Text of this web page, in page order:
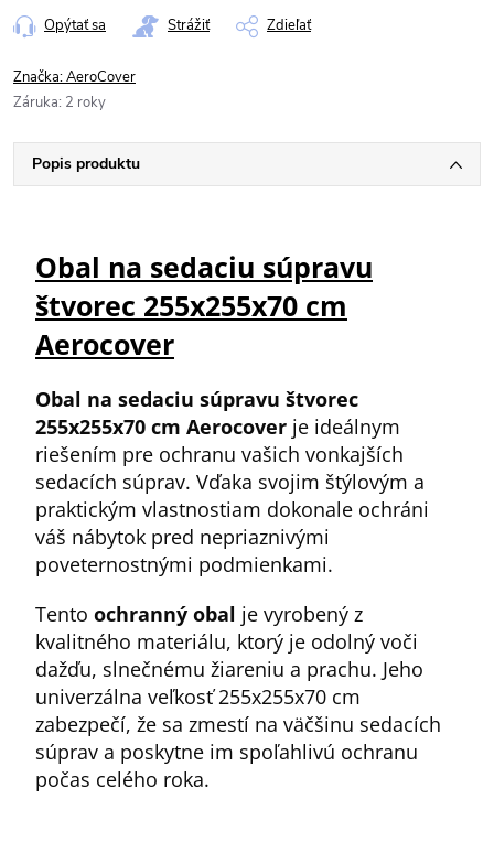
Opýtať sa Strážiť Zdieľať
Značka:AeroCover
Záruka: 2 roky
Popis produktu
Obal na sedaciu súpravu
štvorec 255x255x70 cm
Aerocover
Obal na sedaciu súpravu štvorec
255x255x70 cm Aerocover je ideálnym
riešením pre ochranu vašich vonkajších
sedacích súprav. Vďaka svojim štýlovým a
praktickým vlastnostiam dokonale ochráni
váš nábytok pred nepriaznivými
poveternostnými podmienkami.
Tento ochranný obal je vyrobený z
kvalitného materiálu, ktorý je odolný voči
dažďu, slnečnému žiareniu a prachu. Jeho
univerzálna veľkosť 255x255x70 cm
zabezpečí, že sa zmestí na väčšinu sedacích
súprav a poskytne im spoľahlivú ochranu
počas celého roka.